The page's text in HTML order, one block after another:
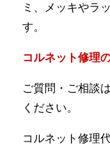
ミ、メッキやラ
す。
コルネット修理
ご質問・ご相談
ください。
コルネット修理